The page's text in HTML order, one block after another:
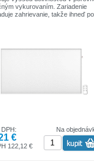
vykurovaním. Zariadenie
zahrievanie, takže ihneď po
času až 9 hodín
Na
€
122,12 €